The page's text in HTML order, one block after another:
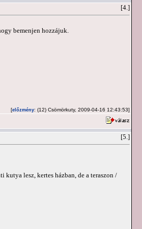
[4.]
bemenjen hozzájuk.
[előzmény: (12) Csömörkuty, 2009-04-16 12:43:53]
[5.]
lesz, kertes házban, de a teraszon /